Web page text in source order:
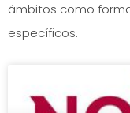
ámbitos como
específicos.